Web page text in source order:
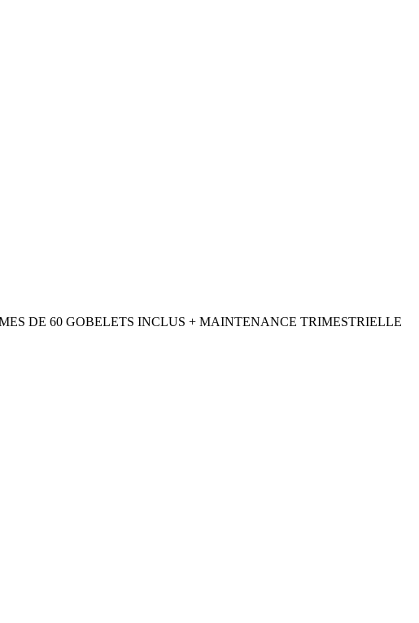
DE 60 GOBELETS INCLUS + MAINTENANCE TRIMESTRIELLE